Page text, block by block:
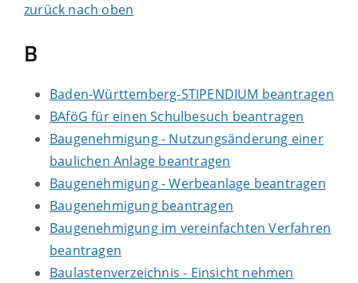
zurück nach oben
B
Baden-Württemberg-STIPENDIUM beantragen
BAföG für einen Schulbesuch beantragen
Baugenehmigung - Nutzungsänderung einer
baulichen Anlage beantragen
Baugenehmigung - Werbeanlage beantragen
Baugenehmigung beantragen
Baugenehmigung im vereinfachten Verfahren
beantragen
Baulastenverzeichnis - Einsicht nehmen